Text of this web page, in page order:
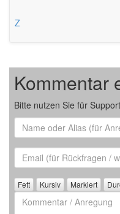
Z
Kommentar
Bitte nutzen Sie für
Name
oder
Alias
Email
(für
Rückfrage)
Kommentar
/
Anregung